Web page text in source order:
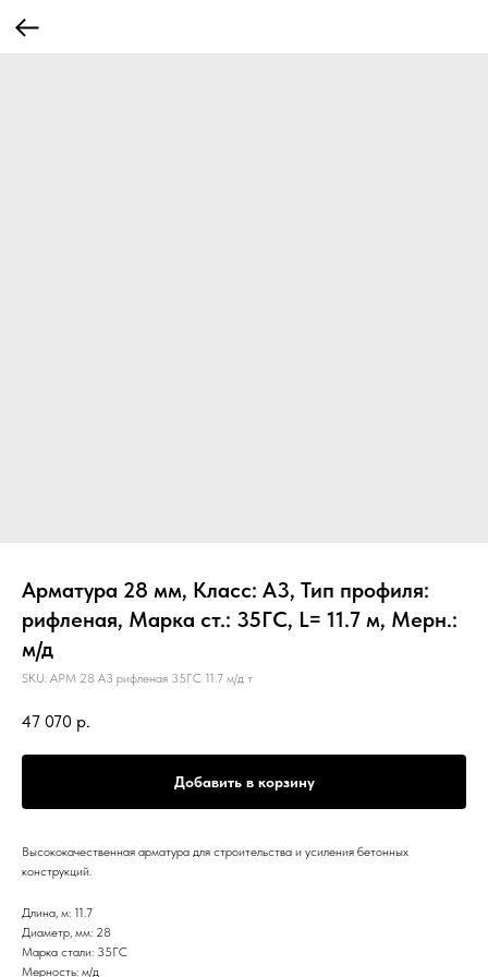
Арматура 28 мм, Класс: А3, Тип профиля:
рифленая, Марка ст.: 35ГС, L= 11.7 м, Мерн.:
м/д
SKU: АРМ 28 А3 рифленая 35ГС 11.7 м/д т
47 070 р.
Добавить в корзину
Высококачественная арматура для строительства и усиления бетонных
конструкций.
Длина, м: 11.7
Диаметр, мм: 28
Марка стали: 35ГС
Мерность: м/д